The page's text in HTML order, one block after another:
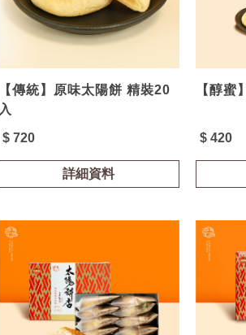
【傳統】原味太陽餅 精裝20
入
$ 720
詳細資料
【醇蜜
$ 420